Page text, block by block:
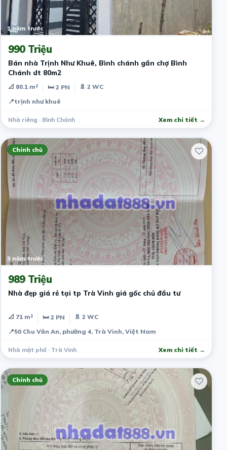
1 năm trước
990 Triệu
Bán nhà Trịnh Như Khuê, Bình chánh gần chợ Bình
Chánh dt 80m2
📐 80.1 m² 🛏 2 PN
🚿 2 WC
📍trịnh như khuê
Nhà riêng · Bình Chánh Xem chi tiết →
Chính chủ
3 năm trước
989 Triệu
Nhà đẹp giá rẻ tại tp Trà Vinh giá gốc chủ đầu tư
📐 71 m² 🛏 2 PN
🚿 2 WC
📍50 Chu Văn An, phường 4, Trà Vinh, Việt Nam
Nhà mặt phố · Trà Vinh Xem chi tiết →
Chính chủ